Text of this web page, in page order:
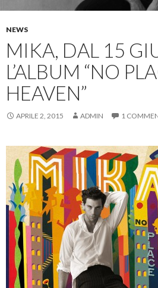
NEWS
MIKA, DAL 15
L’ALBUM “NO
HEAVEN”
APRILE 2, 2015 ADMIN 1